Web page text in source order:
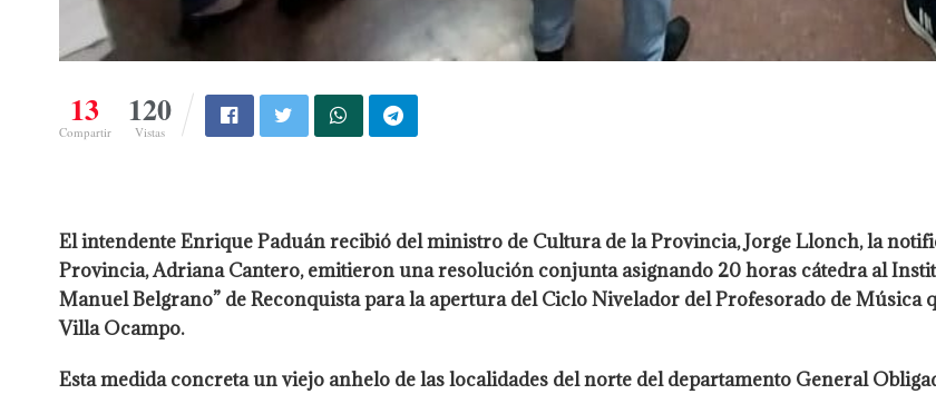
13
Compartir
120
Vistas
El intendente Enrique Paduán recibió del ministro de Cultura de la Provincia, Jorge Llonch, la
Provincia, Adriana Cantero, emitieron una resolución conjunta asignando 20 horas cátedra al
Manuel Belgrano” de Reconquista para la apertura del Ciclo Nivelador del Profesorado de
Villa Ocampo.
Esta medida concreta un viejo anhelo de las localidades del norte del departamento General